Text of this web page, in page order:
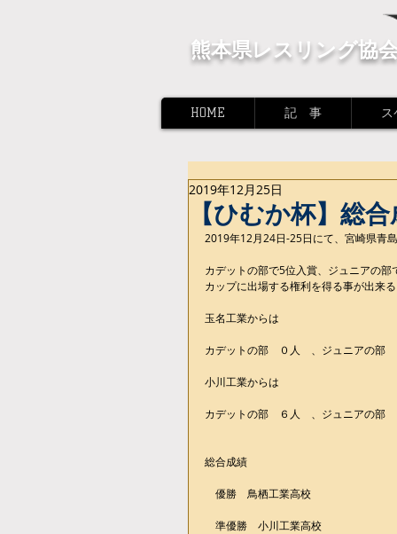
熊本県レスリング協
【ひむか杯】総
2019年12月25日
2019年12月24日-25日にて、宮崎県青
カデットの部で5位入賞、ジュニアの
カップに出場する権利を得る事が出来
玉名工業からは
カデットの部　０人　、ジュニアの部
小川工業からは
カデットの部　６人　、ジュニアの部
総合成績
優勝　鳥栖工業高校
準優勝　小川工業高校
HOME 記 事 ス